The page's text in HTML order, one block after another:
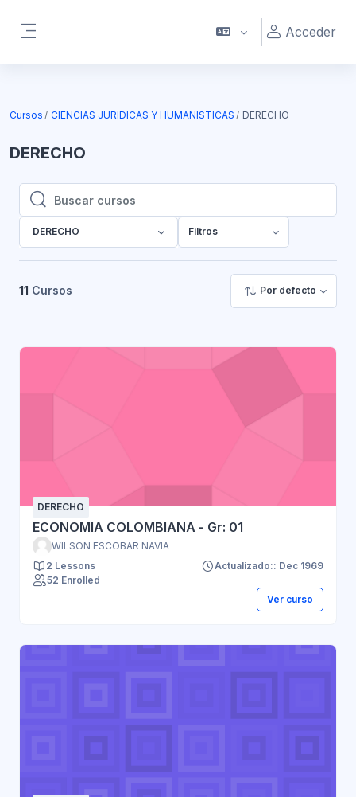
Acceder
Cursos CIENCIAS JURIDICAS Y HUMANISTICAS DERECHO
DERECHO
Buscar cursos
Buscar cursos
DERECHO Filtros
11 Cursos Por defecto
DERECHO
ECONOMIA COLOMBIANA - Gr: 01
WILSON ESCOBAR NAVIA
2 Lessons
Actualizado:: Dec 1969
52 Enrolled
Ver curso